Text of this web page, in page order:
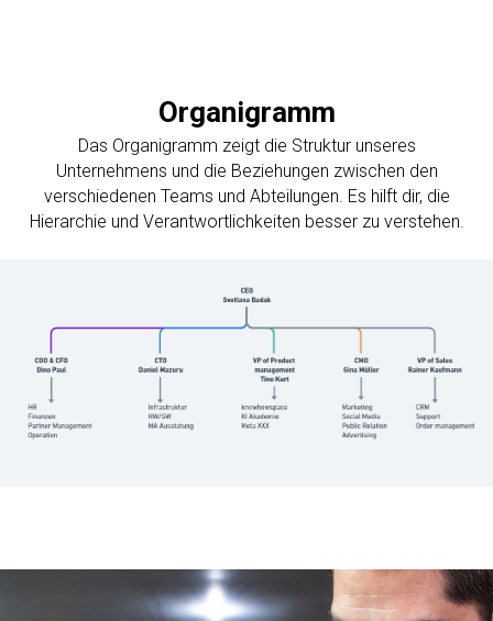
Organigramm
Das Organigramm zeigt die Struktur unseres
Unternehmens und die Beziehungen zwischen den
verschiedenen Teams und Abteilungen. Es hilft dir, die
Hierarchie und Verantwortlichkeiten besser zu verstehen.